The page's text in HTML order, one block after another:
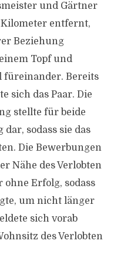
und Gärtner
Kilometer entfernt,
Beziehung
Topf und
füreinander. Bereits
sich das Paar. Die
stellte für beide
sodass sie das
Die Bewerbungen
Nähe des Verlobten
Erfolg, sodass
um nicht länger
sich vorab
des Verlobten